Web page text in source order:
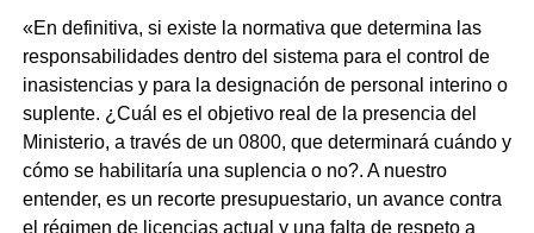
«En definitiva, si existe la normativa que determina las
responsabilidades dentro del sistema para el control de
inasistencias y para la designación de personal interino o
suplente. ¿Cuál es el objetivo real de la presencia del
Ministerio, a través de un 0800, que determinará cuándo y
cómo se habilitaría una suplencia o no?. A nuestro
entender, es un recorte presupuestario, un avance contra
el régimen de licencias actual y una falta de respeto a